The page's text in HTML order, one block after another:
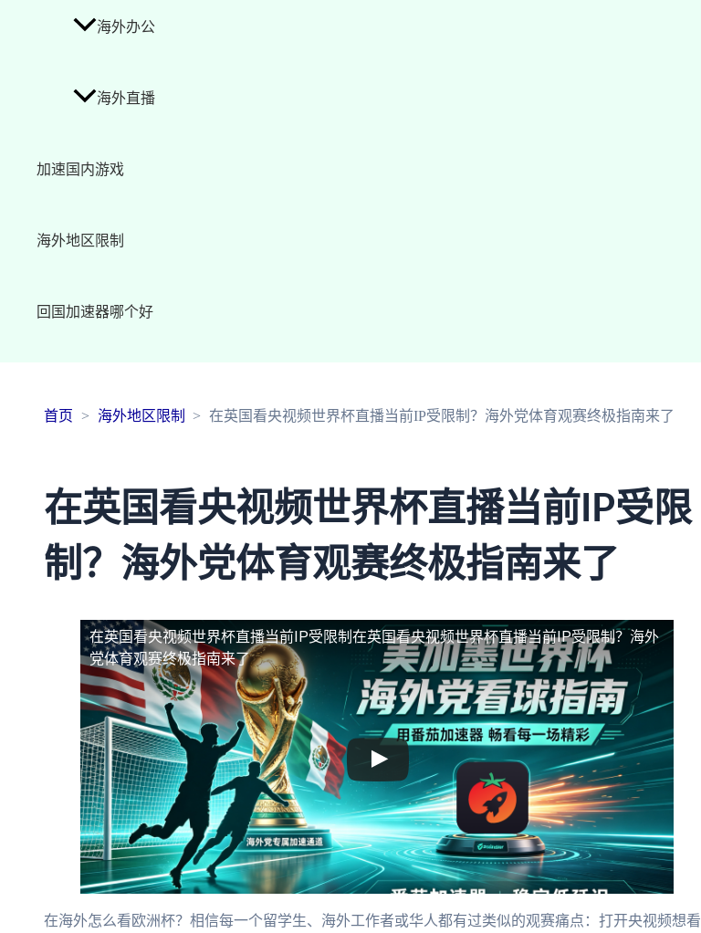
海外办公
海外直播
加速国内游戏
海外地区限制
回国加速器哪个好
首页 海外地区限制 在英国看央视频世界杯直播当前IP受限制？海外党体育观赛终极指南来了
在英国看央视频世界杯直播当前IP受限
制？海外党体育观赛终极指南来了
在英国看央视频世界杯直播当前IP受限制 在英国看央视频世界杯直播当前IP受限制？海外
党体育观赛终极指南来了
在海外怎么看欧洲杯？相信每一个留学生、海外工作者或华人都有过类似的观赛痛点：打开央视频想看